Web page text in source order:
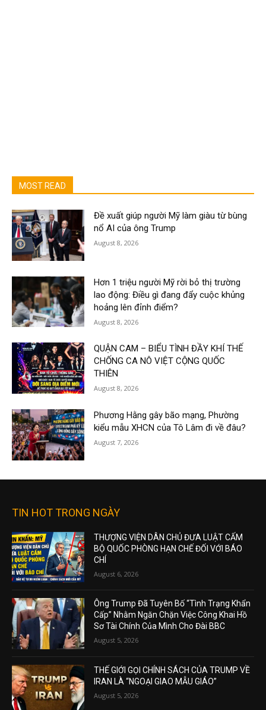
MOST READ
Đề xuất giúp người Mỹ làm giàu từ bùng
nổ AI của ông Trump
August 8, 2026
Hơn 1 triệu người Mỹ rời bỏ thị trường
lao động: Điều gì đang đẩy cuộc khủng
hoảng lên đỉnh điểm?
August 8, 2026
QUẬN CAM – BIỂU TÌNH ĐẦY KHÍ THẾ
CHỐNG CA NÔ VIỆT CỘNG QUỐC
THIÊN
August 8, 2026
Phương Hằng gây bão mạng, Phường
kiểu mẫu XHCN của Tô Lâm đi về đâu?
August 7, 2026
TIN HOT TRONG NGÀY
THƯỢNG VIỆN DÂN CHỦ ĐƯA LUẬT CẤM
BỘ QUỐC PHÒNG HẠN CHẾ ĐỐI VỚI BÁO
CHÍ
August 6, 2026
Ông Trump Đã Tuyên Bố “Tình Trạng Khẩn
Cấp” Nhằm Ngăn Chặn Việc Công Khai Hồ
Sơ Tài Chính Của Mình Cho Đài BBC
August 5, 2026
THẾ GIỚI GỌI CHÍNH SÁCH CỦA TRUMP VỀ
IRAN LÀ “NGOẠI GIAO MẪU GIÁO”
August 5, 2026